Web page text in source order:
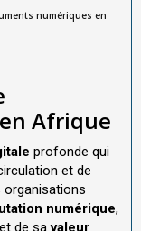
numériques en
Afrique
profonde qui
et de
numérique,
et de savaleur